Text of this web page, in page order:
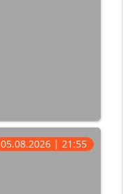
05.08.2026 | 21:55